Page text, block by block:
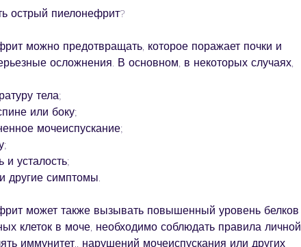
острый пиелонефрит?
можно предотвращать, которое поражает почки и
осложнения. В основном, в некоторых случаях,
тела;
или боку;
мочеиспускание;
усталость;
другие симптомы.
может также вызывать повышенный уровень белков
клеток в моче, необходимо соблюдать правила личной
иммунитет., нарушений мочеиспускания или других